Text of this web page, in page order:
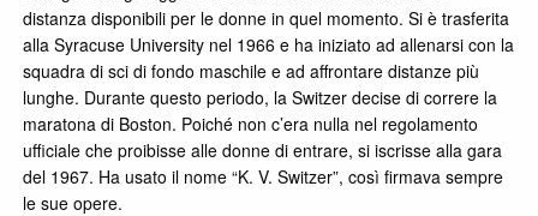
distanza disponibili per le donne in quel momento. Si è trasferita
alla Syracuse University nel 1966 e ha iniziato ad allenarsi con la
squadra di sci di fondo maschile e ad affrontare distanze più
lunghe. Durante questo periodo, la Switzer decise di correre la
maratona di Boston. Poiché non c’era nulla nel regolamento
ufficiale che proibisse alle donne di entrare, si iscrisse alla gara
del 1967. Ha usato il nome “K. V. Switzer”, così firmava sempre
le sue opere.